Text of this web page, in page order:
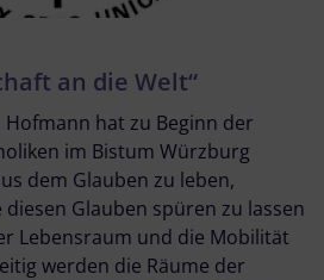
an die Welt“
hat zu Beginn der
im Bistum Würzburg
dem Glauben zu leben,
Glauben spüren zu lassen
Lebensraum und die Mobilität
werden die Räume der